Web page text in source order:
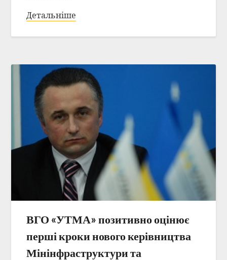
Детальніше
ВГО «УТМА» позитивно оцінює
перші кроки нового керівництва
Мінінфраструктури та